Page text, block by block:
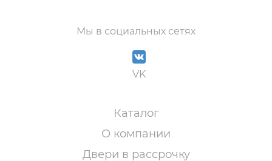
Мы в социальных сетях
VK
Каталог
О компании
Двери в рассрочку